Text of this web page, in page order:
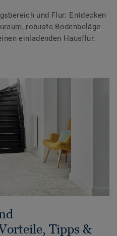
und Flur: Entdecken
robuste Bodenbeläge
einladenden Hausflur.
Tipps &